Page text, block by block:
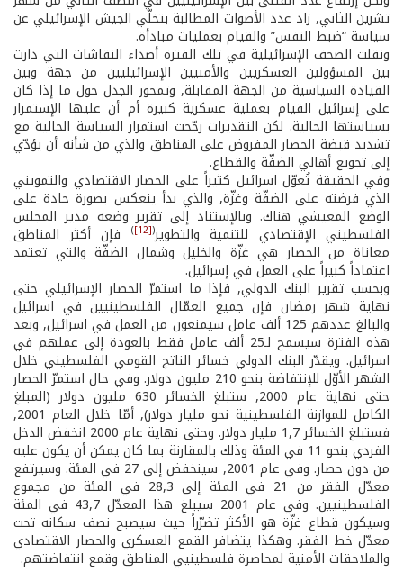
تشرين الثاني, زاد عدد الأصوات المطالبة بتخلّي الجيش الإسرائيلي عن
سياسة “ضبط النفس” والقيام بعمليات مبادأة.
ونقلت الصحف الإسرائيلية في تلك الفترة أصداء النقاشات التي دارت
بين المسؤولين العسكريين والأمنيين الإسرائيليين من جهة وبين
القيادة السياسية من الجهة المقابلة, وتمحور الجدل حول ما إذا كان
على إسرائيل القيام بعملية عسكرية كبيرة أم أن عليها الإستمرار
بسياستها الحالية. لكن التقديرات رجّحت استمرار السياسة الحالية مع
تشديد قبضة الحصار المفروض على المناطق والذي من شأنه أن يؤدّي
إلى تجويع أهالي الضفّة والقطاع.
وفي الحقيقة تُعوّل اسرائيل كثيراً على الحصار الاقتصادي والتمويني
الذي فرضته على الضفّة وغزّة, والذي بدأ ينعكس بصورة حادة على
الوضع المعيشي هناك. وبالإستناد إلى تقرير وضعه مدير المجلس
الفلسطيني الإقتصادي للتنمية والتطوير(
[12]
) فإن أكثر المناطق
معاناة من الحصار هي غزّة والخليل وشمال الضفّة والتي تعتمد
اعتماداً كبيراً على العمل في إسرائيل.
وبحسب تقرير البنك الدولي, فإذا ما استمرّ الحصار الإسرائيلي حتى
نهاية شهر رمضان فإن جميع العمّال الفلسطينيين في اسرائيل
والبالغ عددهم 125 ألف عامل سيمنعون من العمل في اسرائيل, وبعد
هذه الفترة سيسمح لـ25 ألف عامل فقط بالعودة إلى عملهم في
اسرائيل. ويقدّر البنك الدولي خسائر الناتج القومي الفلسطيني خلال
الشهر الأوّل للإنتفاضة بنحو 210 مليون دولار. وفي حال استمرّ الحصار
حتى نهاية عام 2000, ستبلغ الخسائر 630 مليون دولار (المبلغ
الكامل للموازنة الفلسطينية نحو مليار دولار), أمّا خلال العام 2001,
فستبلغ الخسائر 1,7 مليار دولار. وحتى نهاية عام 2000 انخفض الدخل
الفردي بنحو 11 في المئة وذلك بالمقارنة بما كان يمكن أن يكون عليه
من دون حصار. وفي عام 2001, سينخفض إلى 27 في المئة. وسيرتفع
معدّل الفقر من 21 في المئة إلى 28,3 في المئة من مجموع
الفلسطينيين. وفي عام 2001 سيبلغ هذا المعدّل 43,7 في المئة
وسيكون قطاع غزّة هو الأكثر تضرّراً حيث سيصبح نصف سكانه تحت
معدّل خط الفقر. وهكذا يتضافر القمع العسكري والحصار الاقتصادي
والملاحقات الأمنية لمحاصرة فلسطينيي المناطق وقمع انتفاضتهم.